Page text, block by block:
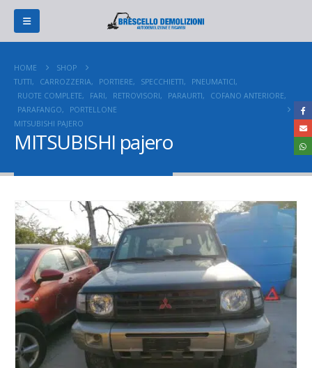
HOME
SHOP
TUTTI, CARROZZERIA, PORTIERE, SPECCHIETTI, PNEUMATICI,
RUOTE COMPLETE, FARI, RETROVISORI, PARAURTI, COFANO ANTERIORE,
PARAFANGO,
PORTELLONE
MITSUBISHI PAJERO
MITSUBISHI pajero